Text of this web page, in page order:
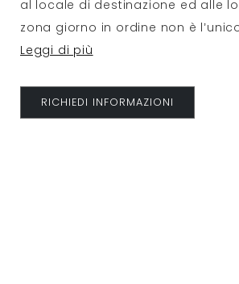
al locale di destinazione ed alle
zona giorno in ordine non è
Leggi di più
RICHIEDI INFORMAZIONI